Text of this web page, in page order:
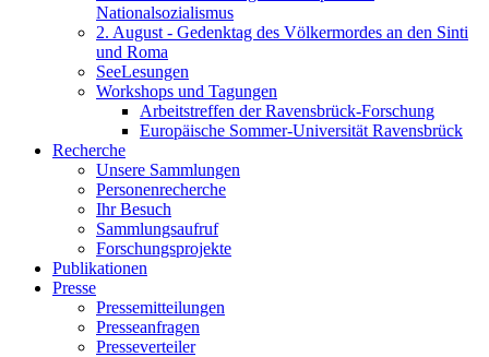
Nationalsozialismus
2. August - Gedenktag des Völkermordes an den Sinti
und Roma
SeeLesungen
Workshops und Tagungen
Arbeitstreffen der Ravensbrück-Forschung
Europäische Sommer-Universität Ravensbrück
Recherche
Unsere Sammlungen
Personenrecherche
Ihr Besuch
Sammlungsaufruf
Forschungsprojekte
Publikationen
Presse
Pressemitteilungen
Presseanfragen
Presseverteiler